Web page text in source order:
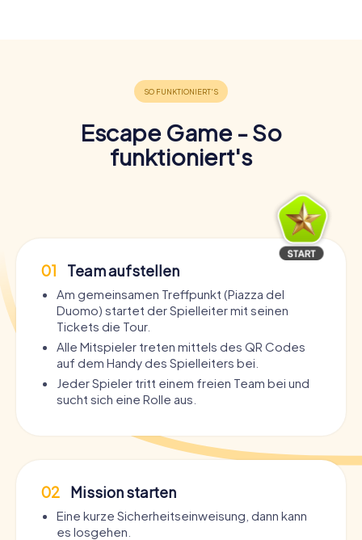
Escape Game - So
funktioniert's
01 Team aufstellen
Am gemeinsamen Treffpunkt (Piazza del
Duomo) startet der Spielleiter mit seinen
Tickets die Tour.
Alle Mitspieler treten mittels des QR Codes
auf dem Handy des Spielleiters bei.
Jeder Spieler tritt einem freien Team bei und
sucht sich eine Rolle aus.
02 Mission starten
Eine kurze Sicherheitseinweisung, dann kann
es losgehen.